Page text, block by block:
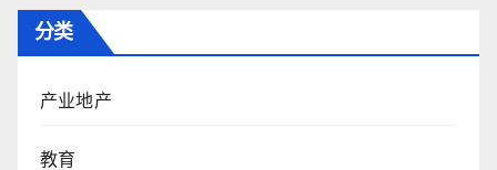
分类
产业地产
教育